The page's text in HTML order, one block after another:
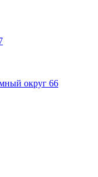
округ 66